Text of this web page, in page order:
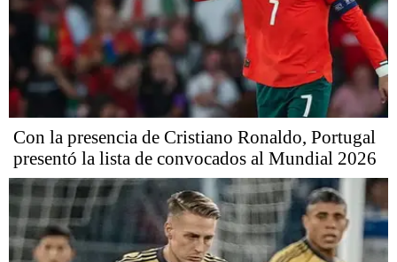
Con la presencia de Cristiano Ronaldo, Portugal
presentó la lista de convocados al Mundial 2026